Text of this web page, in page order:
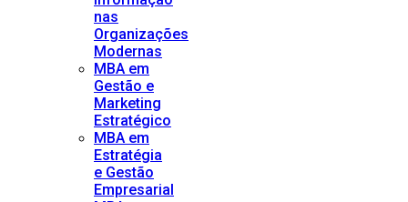
nas
Organizações
Modernas
MBA em
Gestão e
Marketing
Estratégico
MBA em
Estratégia
e Gestão
Empresarial